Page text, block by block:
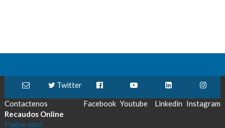
Contactenos
Twitter
Facebook Youtube Linkedin Instagram
Recaudos Online
Pague aquí